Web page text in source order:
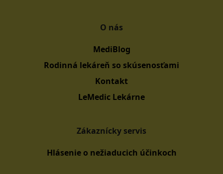
O nás
MediBlog
Rodinná lekáreň so skúsenosťami
Kontakt
LeMedic Lekárne
Zákaznícky servis
Hlásenie o nežiaducich účinkoch